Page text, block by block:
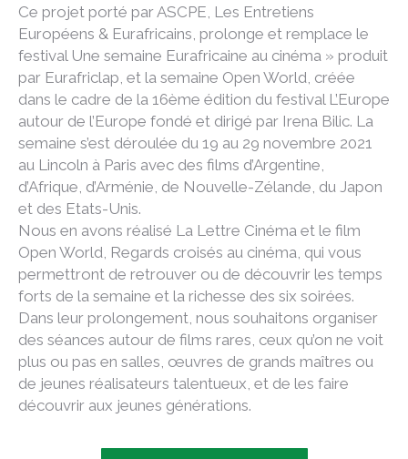
Ce projet porté par ASCPE, Les Entretiens
Européens & Eurafricains, prolonge et remplace le
festival Une semaine Eurafricaine au cinéma » produit
par Eurafriclap, et la semaine Open World, créée
dans le cadre de la 16ème édition du festival L’Europe
autour de l’Europe fondé et dirigé par Irena Bilic. La
semaine s’est déroulée du 19 au 29 novembre 2021
au Lincoln à Paris avec des films d’Argentine,
d’Afrique, d’Arménie, de Nouvelle-Zélande, du Japon
et des Etats-Unis.
Nous en avons réalisé La Lettre Cinéma et le film
Open World, Regards croisés au cinéma, qui vous
permettront de retrouver ou de découvrir les temps
forts de la semaine et la richesse des six soirées.
Dans leur prolongement, nous souhaitons organiser
des séances autour de films rares, ceux qu’on ne voit
plus ou pas en salles, œuvres de grands maîtres ou
de jeunes réalisateurs talentueux, et de les faire
découvrir aux jeunes générations.